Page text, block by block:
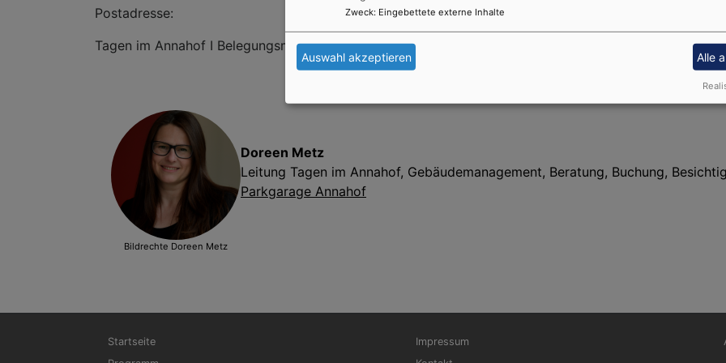
Postadresse:
Tagen im Annahof I Belegungsmanagement, Im Annahof 4, 86150 Augsburg
Bildrechte Doreen Metz
Doreen Metz
Leitung Tagen im Annahof, Gebäudemanagement, Beratung, Buchung,
Parkgarage Annahof
Hauptnavigation
Startseite
Fußbereichsmenü
Impressum
Zweck: Eingebettete externe Inhalte
Auswahl akzeptieren Alle